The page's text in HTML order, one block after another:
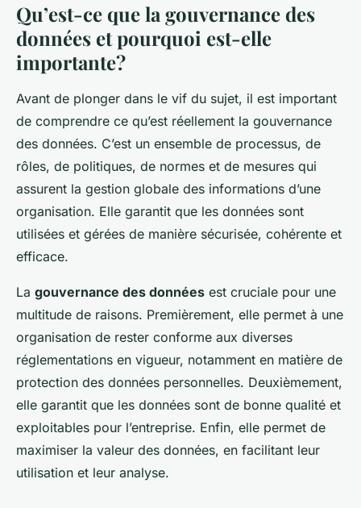
Qu’est-ce que la gouvernance des
données et pourquoi est-elle
importante?
Avant de plonger dans le vif du sujet, il est important
de comprendre ce qu’est réellement la gouvernance
des données. C’est un ensemble de processus, de
rôles, de politiques, de normes et de mesures qui
assurent la gestion globale des informations d’une
organisation. Elle garantit que les données sont
utilisées et gérées de manière sécurisée, cohérente et
efficace.
La gouvernance des données est cruciale pour une
multitude de raisons. Premièrement, elle permet à une
organisation de rester conforme aux diverses
réglementations en vigueur, notamment en matière de
protection des données personnelles. Deuxièmement,
elle garantit que les données sont de bonne qualité et
exploitables pour l’entreprise. Enfin, elle permet de
maximiser la valeur des données, en facilitant leur
utilisation et leur analyse.